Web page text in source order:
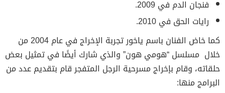
فنجان الدم في 2009.
رايات الحق في 2010.
كما خاض الفنان باسم ياخور تجربة الإخراج في عام 2004 من
خلال مسلسل “هومي هون” والذي شارك أيضًا في تمثيل بعض
حلقاته، وقام بإخراج مسرحية الرجل المتفجر قام بتقديم عدد من
البرامج منها: